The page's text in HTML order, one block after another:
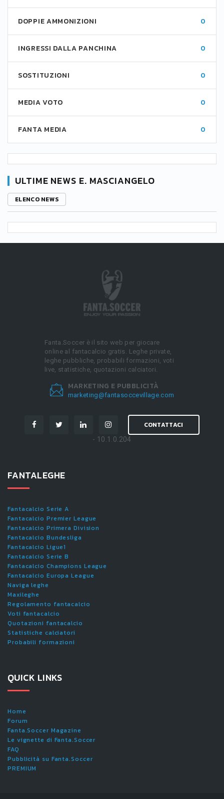
DOPPIE AMMONIZIONI 0
INGRESSI DALLA PANCHINA 0
SOSTITUZIONI 0
MEDIA VOTO 0
FANTA MEDIA 0
ULTIME NEWS E. MASCIANGELO
ELENCO NEWS
Fanta.Soccer è il sito web per giocare
online al fantacalcio gratis. Leghe private,
leghe pubbliche, probabili formazioni, voti
live, statistiche, quotazioni calciatori.
MARKETING E PUBBLICITÀ
marketing@fantasoccevillage.com
CONTATTACI
- 10.1.0.204
FANTALEGHE
Fantacalcio Serie A
Fantacalcio Premier League
Fantacalcio Primera Division
Fantacalcio Bundesliga
Fantacalcio Ligue1
Fantacalcio Serie B
Fantacalcio Champions League
Fantacalcio Europa League
Naviga leghe
Maxileghe
Regolamento fantacalcio
Voti fantacalcio
Quotazioni fantacalcio
Statistiche calciatori
Probabili formazioni
QUICK LINKS
Home
Forum
Fanta.Soccer Magazine
Le vignette di Fanta.Soccer
FAQ
Pubblicità su Fanta.Soccer
PREMIUM